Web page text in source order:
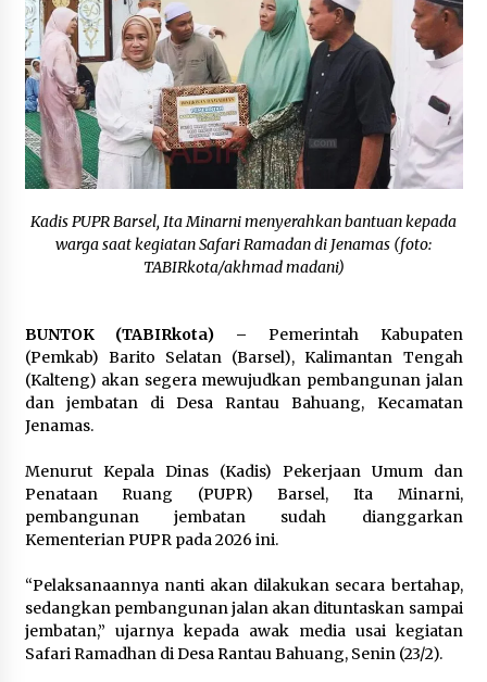
Kapuas Ajak Warga Kibarkan Merah Putih
Sepanjang Agustus
Agustus 3, 2026
Sambut HUT ke-81 RI, Bupati Barito Utara
Terbitkan Edaran Pemasangan Atribut Merah
Putih
Agustus 3, 2026
Kadis PUPR Barsel, Ita Minarni menyerahkan bantuan kepada
warga saat kegiatan Safari Ramadan di Jenamas (foto:
TABIRkota/akhmad madani)
BUNTOK (TABIRkota) – Pemerintah Kabupaten
(Pemkab) Barito Selatan (Barsel), Kalimantan Tengah
(Kalteng) akan segera mewujudkan pembangunan jalan
dan jembatan di Desa Rantau Bahuang, Kecamatan
Jenamas.
Menurut Kepala Dinas (Kadis) Pekerjaan Umum dan
Penataan Ruang (PUPR) Barsel, Ita Minarni,
pembangunan jembatan sudah dianggarkan
Kementerian PUPR pada 2026 ini.
“Pelaksanaannya nanti akan dilakukan secara bertahap,
sedangkan pembangunan jalan akan dituntaskan sampai
jembatan,” ujarnya kepada awak media usai kegiatan
Safari Ramadhan di Desa Rantau Bahuang, Senin (23/2).